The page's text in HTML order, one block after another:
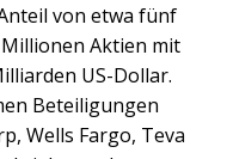
von etwa fünf
Aktien mit
US-Dollar.
Beteiligungen
Wells Fargo, Teva